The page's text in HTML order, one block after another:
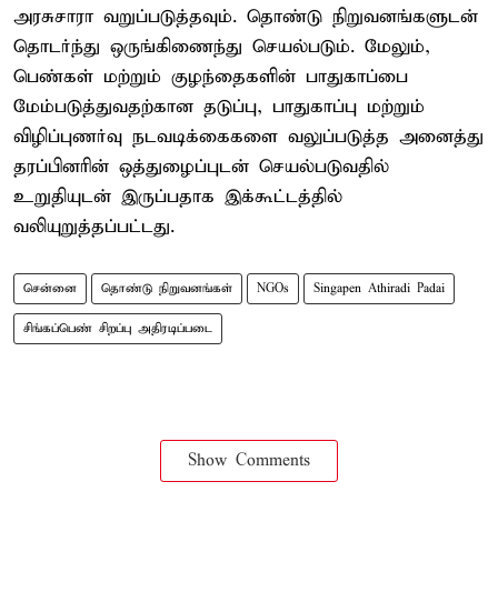
அரசுசாரா வறுப்படுத்தவும். தொண்டு நிறுவனங்களுடன்
தொடர்ந்து ஒருங்கிணைந்து செயல்படும். மேலும்,
பெண்கள் மற்றும் குழந்தைகளின் பாதுகாப்பை
மேம்படுத்துவதற்கான தடுப்பு, பாதுகாப்பு மற்றும்
விழிப்புணர்வு நடவடிக்கைகளை வலுப்படுத்த அனைத்து
தரப்பினரின் ஒத்துழைப்புடன் செயல்படுவதில்
உறுதியுடன் இருப்பதாக இக்கூட்டத்தில்
வலியுறுத்தப்பட்டது.
சென்னை தொண்டு நிறுவனங்கள் NGOs Singapen Athiradi Padai
சிங்கப்பெண் சிறப்பு அதிரடிப்படை
Show Comments